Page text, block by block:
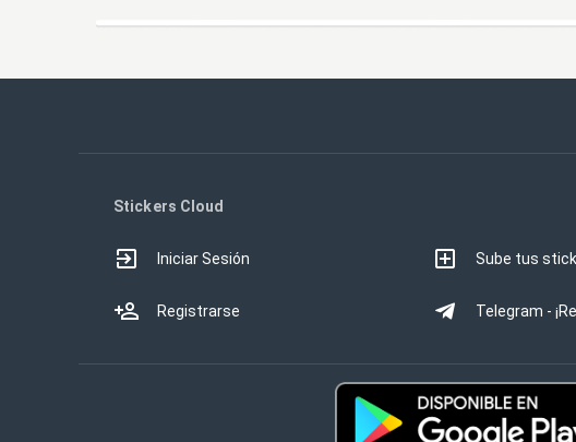
Stickers Cloud
Iniciar Sesión
Registrarse
Sube tus
Telegram -